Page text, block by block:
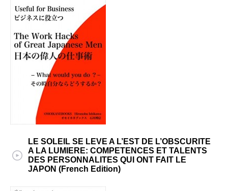
LE SOLEIL SE LEVE A L’EST DE L’OBSCURITE
A LA LUMIERE: COMPETENCES ET TALENTS
DES PERSONNALITES QUI ONT FAIT LE
JAPON (French Edition)